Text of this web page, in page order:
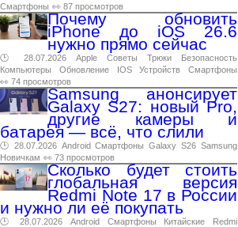
Смартфоны 👀 87 просмотров
Почему обновить
iPhone до iOS 26.6
нужно прямо сейчас
🕑 28.07.2026 Apple Советы Трюки
Безопасность
Компьютеры
Обновление IOS Устройств
Смартфоны
👀 74 просмотров
Samsung анонсирует
Galaxy S27: новый Pro,
другие камеры и
батарея — всё, что слили
🕑 28.07.2026 Android Смартфоны Galaxy S26 Samsung
Новичкам 👀 73 просмотров
Сколько будет стоить
глобальная версия
Redmi Note 17 в России
и нужно ли её покупать
🕑 28.07.2026 Android Смартфоны Китайские
Redmi